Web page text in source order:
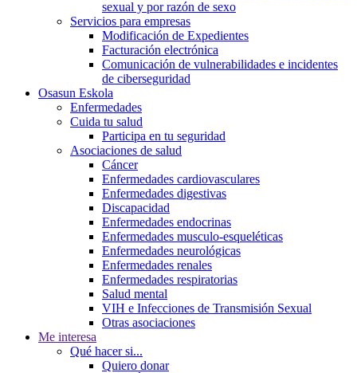
sexual y por razón de sexo
Servicios para empresas
Modificación de Expedientes
Facturación electrónica
Comunicación de vulnerabilidades e incidentes
de ciberseguridad
Osasun Eskola
Enfermedades
Cuida tu salud
Participa en tu seguridad
Asociaciones de salud
Cáncer
Enfermedades cardiovasculares
Enfermedades digestivas
Discapacidad
Enfermedades endocrinas
Enfermedades musculo-esqueléticas
Enfermedades neurológicas
Enfermedades renales
Enfermedades respiratorias
Salud mental
VIH e Infecciones de Transmisión Sexual
Otras asociaciones
Me interesa
Qué hacer si...
Quiero donar